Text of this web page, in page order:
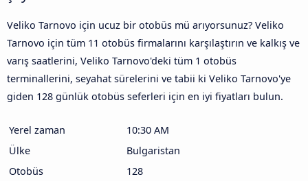
Veliko Tarnovo için ucuz bir otobüs mü arıyorsunuz? Veliko
Tarnovo için tüm 11 otobüs firmalarını karşılaştırın ve kalkış ve
varış saatlerini, Veliko Tarnovo'deki tüm 1 otobüs
terminallerini, seyahat sürelerini ve tabii ki Veliko Tarnovo'ye
giden 128 günlük otobüs seferleri için en iyi fiyatları bulun.
Yerel zaman
10:30 AM
Ülke
Bulgaristan
Otobüs
128